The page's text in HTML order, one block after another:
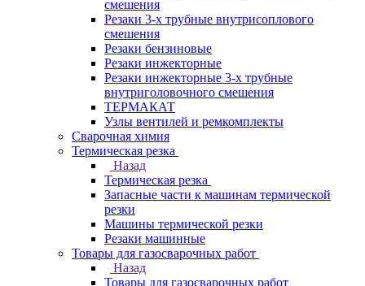
смешения
Резаки 3-х трубные внутрисоплового
смешения
Резаки бензиновые
Резаки инжекторные
Резаки инжекторные 3-х трубные
внутриголовочного смешения
ТЕРМАКАТ
Узлы вентилей и ремкомплекты
Сварочная химия
Термическая резка
Назад
Термическая резка
Запасные части к машинам термической
резки
Машины термической резки
Резаки машинные
Товары для газосварочных работ
Назад
Товары для газосварочных работ